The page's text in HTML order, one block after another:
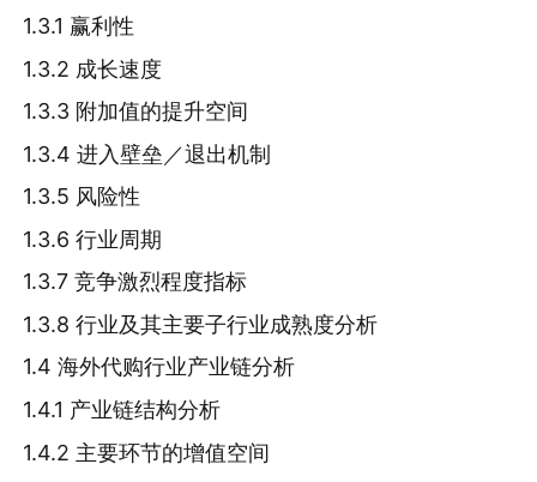
1.3.1 赢利性
1.3.2 成长速度
1.3.3 附加值的提升空间
1.3.4 进入壁垒／退出机制
1.3.5 风险性
1.3.6 行业周期
1.3.7 竞争激烈程度指标
1.3.8 行业及其主要子行业成熟度分析
1.4 海外代购行业产业链分析
1.4.1 产业链结构分析
1.4.2 主要环节的增值空间